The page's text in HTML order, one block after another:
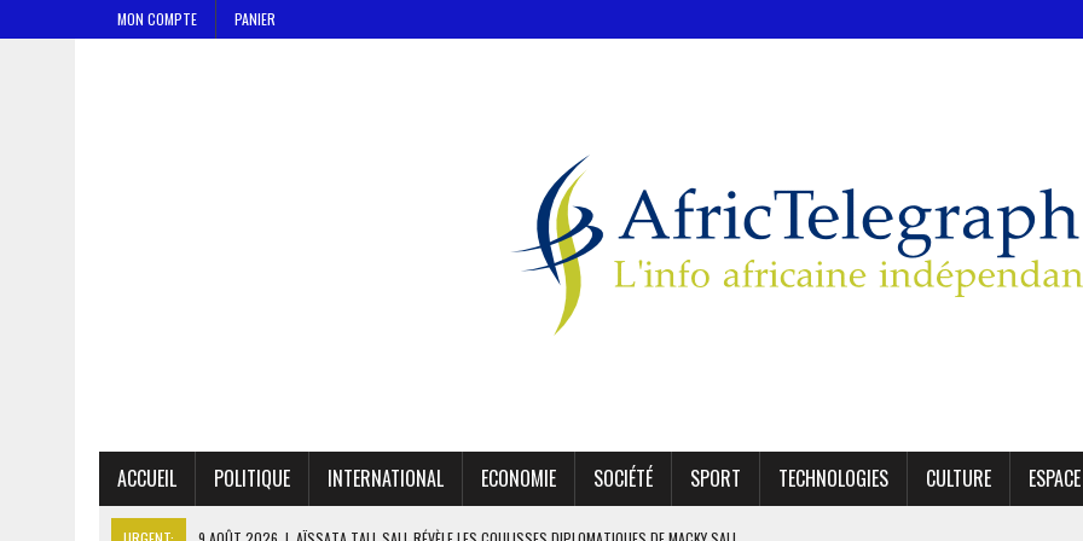
MON COMPTE PANIER
ACCUEIL POLITIQUE INTERNATIONAL ECONOMIE SOCIÉTÉ SPORT TECHNOLOGIES CULTURE